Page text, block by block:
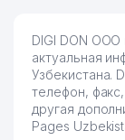
DIGI DON ООО
актуальная
Узбекистана.
телефон,
другая
Pages